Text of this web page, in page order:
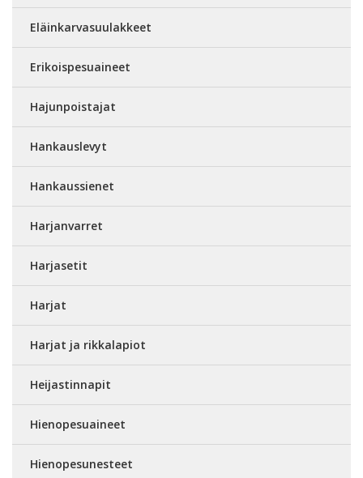
Eläinkarvasuulakkeet
Erikoispesuaineet
Hajunpoistajat
Hankauslevyt
Hankaussienet
Harjanvarret
Harjasetit
Harjat
Harjat ja rikkalapiot
Heijastinnapit
Hienopesuaineet
Hienopesunesteet